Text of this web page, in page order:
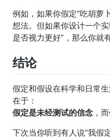
例如，如果你假定”吃胡萝
想法。但如果你设计一个
是否视力更好”，那么你就
结论
假定和假设在科学和日常
在于：
假定是未经测试的信念 ，而
下次当你听到有人说”我假